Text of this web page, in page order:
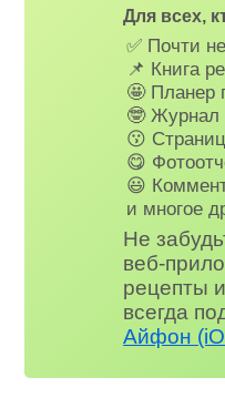
Для всех,
✅ Почти
📌 Книга
🤩 Планер
🤓 Журнал
😗
😋
😃
и многое
Не
веб-
рецепты
всегда
Айфон